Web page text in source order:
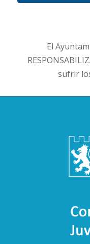
El
sufrir